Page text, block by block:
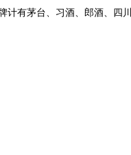
有茅台、习酒、郎酒、四